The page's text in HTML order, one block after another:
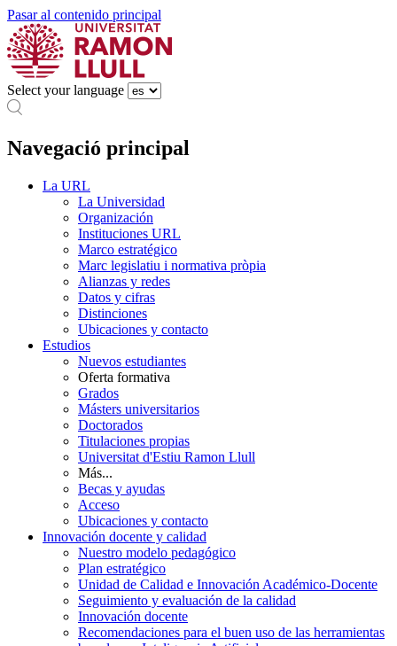
Pasar al contenido principal
Select your language
Navegació principal
La URL
La Universidad
Organización
Instituciones URL
Marco estratégico
Marc legislatiu i normativa pròpia
Alianzas y redes
Datos y cifras
Distinciones
Ubicaciones y contacto
Estudios
Nuevos estudiantes
Oferta formativa
Grados
Másters universitarios
Doctorados
Titulaciones propias
Universitat d'Estiu Ramon Llull
Más...
Becas y ayudas
Acceso
Ubicaciones y contacto
Innovación docente y calidad
Nuestro modelo pedagógico
Plan estratégico
Unidad de Calidad e Innovación Académico-Docente
Seguimiento y evaluación de la calidad
Innovación docente
Recomendaciones para el buen uso de las herramientas